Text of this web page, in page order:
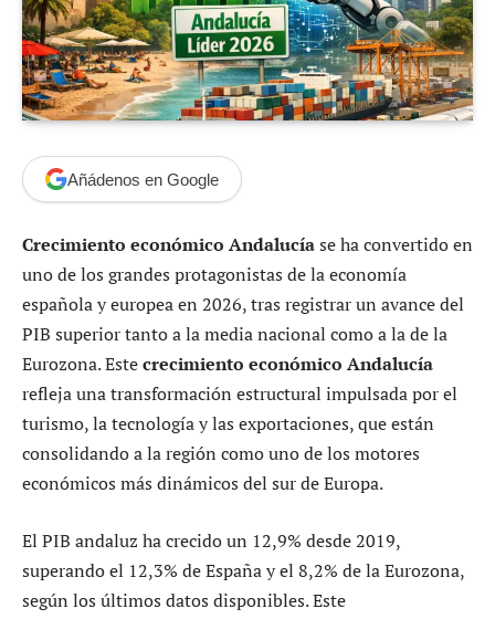
Añádenos en Google
Crecimiento económico Andalucíase ha convertido en
uno de los grandes protagonistas de la economía
española y europea en 2026, tras registrar un avance del
PIB superior tanto a la media nacional como a la de la
Eurozona. Estecrecimiento económico Andalucía
refleja una transformación estructural impulsada por el
turismo, la tecnología y las exportaciones, que están
consolidando a la región como uno de los motores
económicos más dinámicos del sur de Europa.
El PIB andaluz ha crecido un 12,9% desde 2019,
superando el 12,3% de España y el 8,2% de la Eurozona,
según los últimos datos disponibles. Este